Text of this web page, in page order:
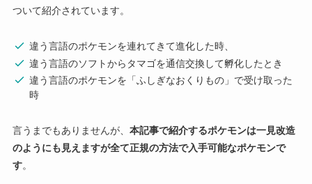
ついて紹介されています。
違う言語のポケモンを連れてきて進化した時、
違う言語のソフトからタマゴを通信交換して孵化したとき
違う言語のポケモンを「ふしぎなおくりもの」で受け取った
時
言うまでもありませんが、 本記事で紹介するポケモンは一見改造
のようにも見えますが全て正規の方法で入手可能なポケモンで
す。